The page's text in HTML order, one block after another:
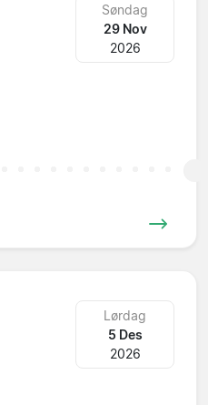
Søndag
29 Nov
2026
Lørdag
5 Des
2026